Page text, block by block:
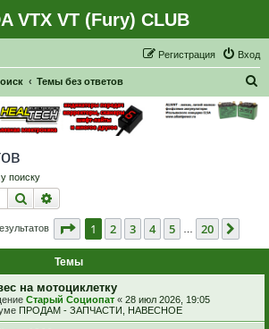
VTX VT (Fury) CLUB
Вход
Регистрация
Темы без ответов
поиску
Поиск
Страница из 20
1 2 3 4 5 20
Темы
на мотоциклетку
Старый Социопат « 28 июл 2026, 19:05
ПРОДАМ - ЗАПЧАСТИ, НАВЕСНОЕ